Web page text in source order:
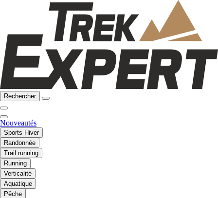
Rechercher
Nouveautés
Sports Hiver
Randonnée
Trail running
Running
Verticalité
Aquatique
Pêche